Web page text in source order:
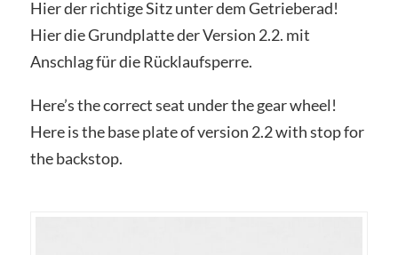
Hier der richtige Sitz unter dem Getrieberad!
Hier die Grundplatte der Version 2.2. mit
Anschlag für die Rücklaufsperre.
Here’s the correct seat under the gear wheel!
Here is the base plate of version 2.2 with stop for
the backstop.